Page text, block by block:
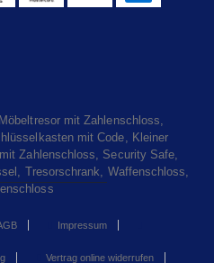
Möbeltresor mit Zahlenschloss
mit Code
Kleiner
Zahlenschloss Security Safe
Tresorschrank Waffenschloss
Impressum
Vertrag online widerrufen